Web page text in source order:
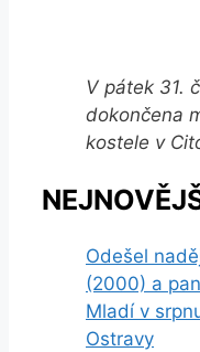
V pátek 31.
dokončena
kostele v
Odešel
(2000) a
Mladí v
Ostravy